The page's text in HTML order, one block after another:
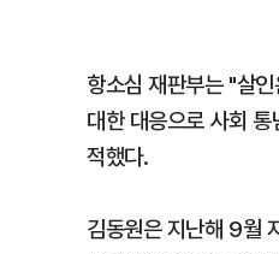
항소심 재판부는 "살
대한 대응으로 사회
적했다.
김동원은 지난해 9월